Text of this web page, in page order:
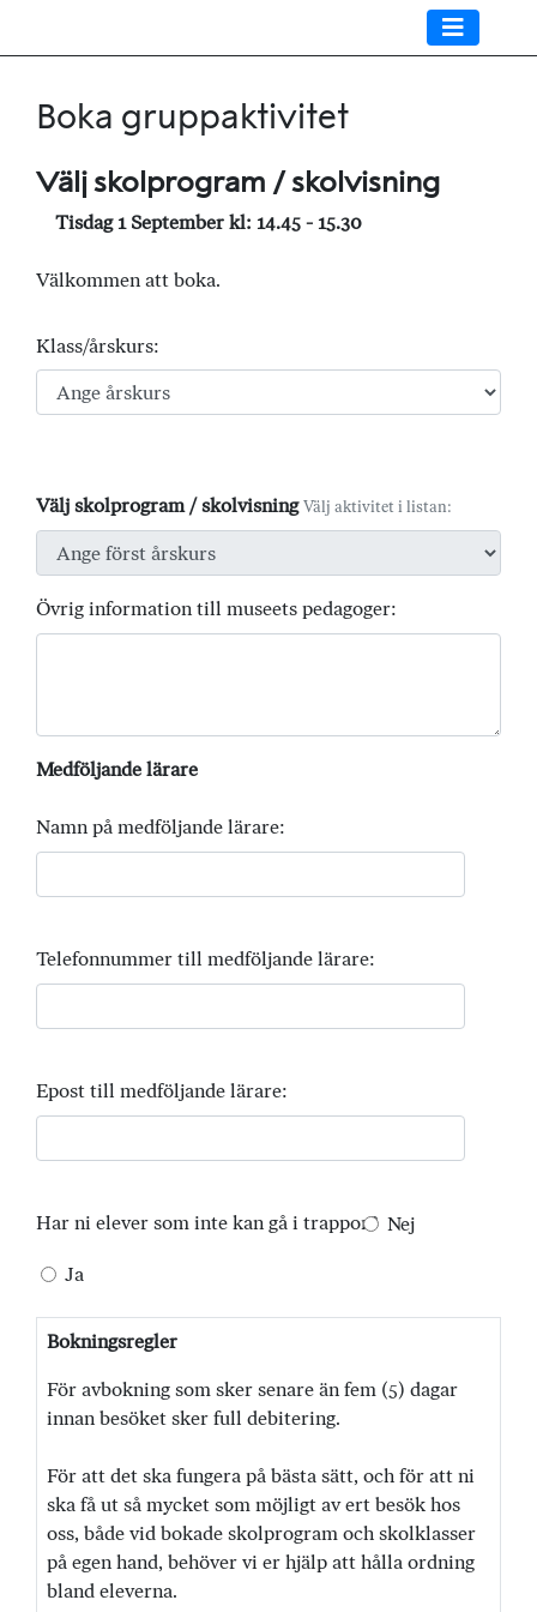
Boka gruppaktivitet
Välj skolprogram / skolvisning
Tisdag 1 September kl: 14.45 - 15.30
Välkommen att boka.
Klass/årskurs:
Välj skolprogram / skolvisning Välj aktivitet i listan:
Övrig information till museets pedagoger:
Medföljande lärare
Namn på medföljande lärare:
Telefonnummer till medföljande lärare:
Epost till medföljande lärare:
Har ni elever som inte kan gå i trappor? Nej
Ja
Bokningsregler
För avbokning som sker senare än fem (5) dagar
innan besöket sker full debitering.
För att det ska fungera på bästa sätt, och för att ni
ska få ut så mycket som möjligt av ert besök hos
oss, både vid bokade skolprogram och skolklasser
på egen hand, behöver vi er hjälp att hålla ordning
bland eleverna.